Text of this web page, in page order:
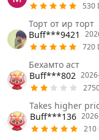
530
Торт от ир торт
Buff***9421
720
Бехамто аст
Buff***802
Takes higher
Buff***136
210